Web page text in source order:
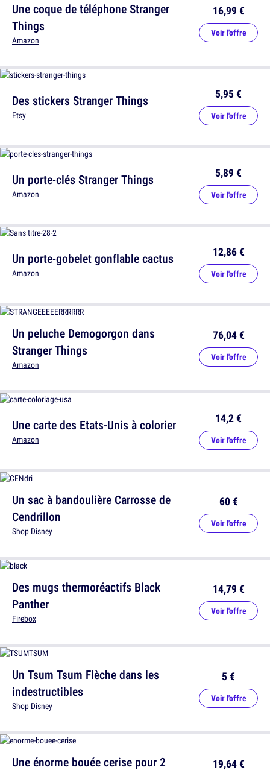
Des stickers Stranger Things
Etsy
5,95 €
Voir l'offre
Un porte-gobelet gonflable cactus
Amazon
12,86 €
Voir l'offre
Une carte des Etats-Unis à colorier
Amazon
14,2 €
Voir l'offre
Des mugs thermoréactifs Black
Panther
Firebox
14,79 €
Voir l'offre
Une énorme bouée cerise pour 2
19,64 €
Une coque de téléphone Stranger
Things
Amazon
16,99 €
Voir l'offre
Un porte-clés Stranger Things
Amazon
5,89 €
Voir l'offre
Un peluche Demogorgon dans
Stranger Things
Amazon
76,04 €
Voir l'offre
Un sac à bandoulière Carrosse de
Cendrillon
Shop Disney
60 €
Voir l'offre
Un Tsum Tsum Flèche dans les
indestructibles
Shop Disney
5 €
Voir l'offre